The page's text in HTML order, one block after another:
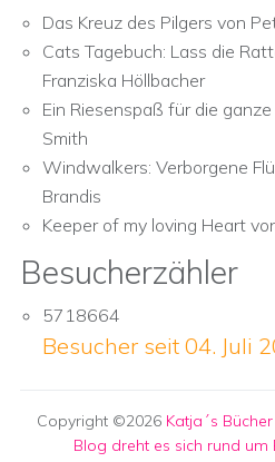
Das Kreuz des Pilgers von
Cats Tagebuch: Lass die
Franziska Höllbacher
Ein Riesenspaß für die ganze
Smith
Windwalkers: Verborgene
Brandis
Keeper of my loving Heart
Besucherzähler
5718664
Besucher seit 04. Juli
Copyright ©2026 Katja´s
Blog dreht es sich rund um